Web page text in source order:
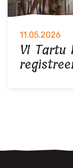
11.05.2026
VI Tartu